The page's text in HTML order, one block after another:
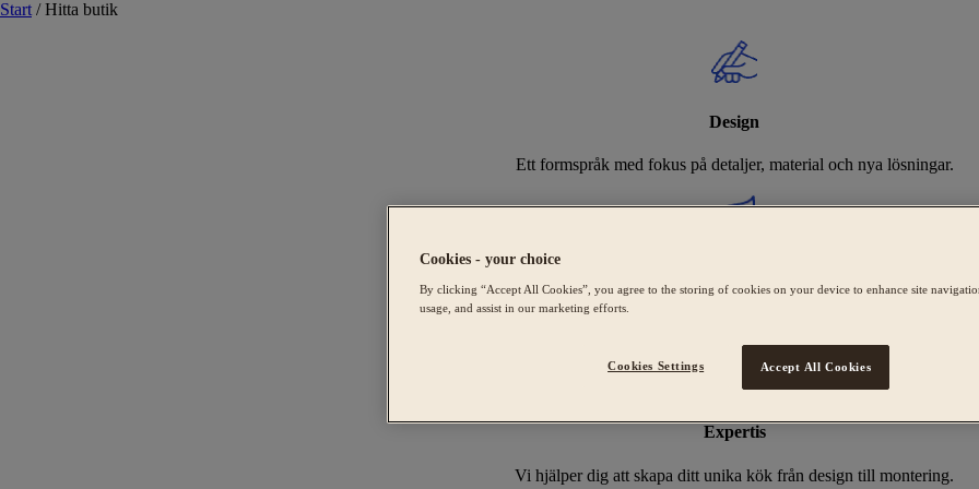
Start / Hitta butik
Design
Ett formspråk med fokus på detaljer, material och nya lösningar.
Sveriges bredaste utbud av Svanenmärkta kök, tillverkade i Tidaholm.
Expertis
Vi hjälper dig att skapa ditt unika kök från design till montering.
Cookies - your choice
By clicking “Accept All Cookies”, you agree to the storing of cookies on your device to enhance site
usage, and assist in our marketing efforts.
Cookies Settings Accept All Cookies